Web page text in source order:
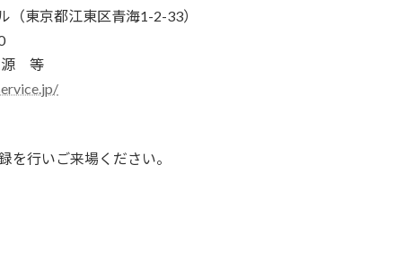
東京都江東区青海1-2-33）
源 等
行いご来場ください。